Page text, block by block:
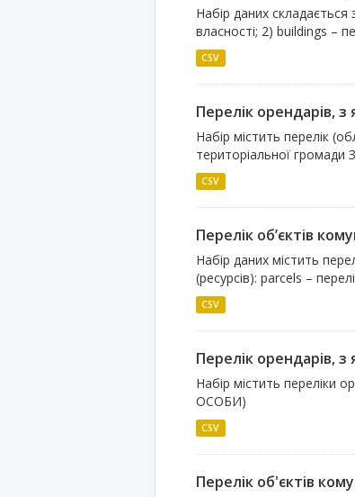
Набір даних
власності; 2) buildings –
CSV
Перелік орендарів,
Набір містить перелік
територіальної громади
CSV
Перелік об’єктів
Набір даних містить
(ресурсів): parcels –
CSV
Перелік орендарів,
Набір містить переліки
ОСОБИ)
CSV
Перелік об'єктів